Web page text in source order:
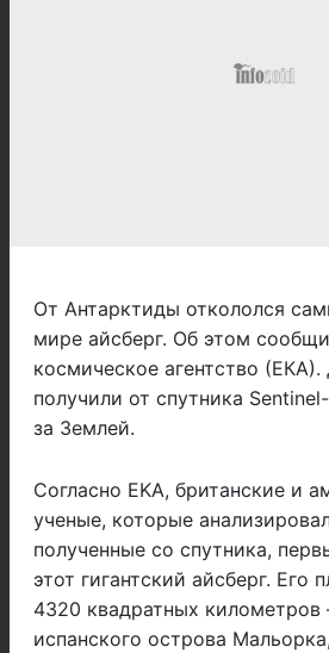
От Антарктиды откололся
мире айсберг. Об этом
космическое агентство
получили от спутника
за Землей.
Согласно EKA, британские и
ученые, которые
полученные со спутника,
этот гигантский айсберг. Его
4320 квадратных
испанского острова